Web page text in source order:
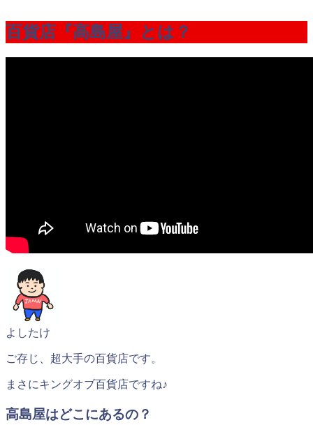
百貨店『高島屋』とは？
よしたけ
ご存じ、超大手の百貨店です。
まさにキングオブ百貨店ですね♪
高島屋はどこにあるの？